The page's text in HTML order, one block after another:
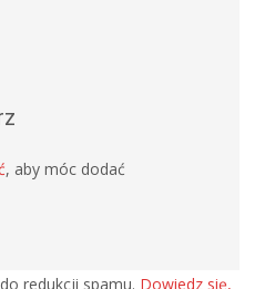
, aby móc dodać
redukcji spamu. Dowiedz się,